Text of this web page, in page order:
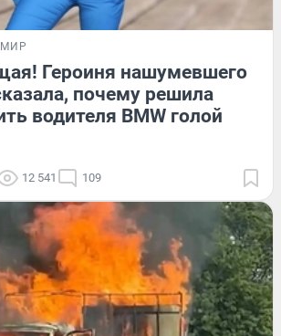
Героиня нашумевшего
почему решила
водителя BMW голой
12 541 109